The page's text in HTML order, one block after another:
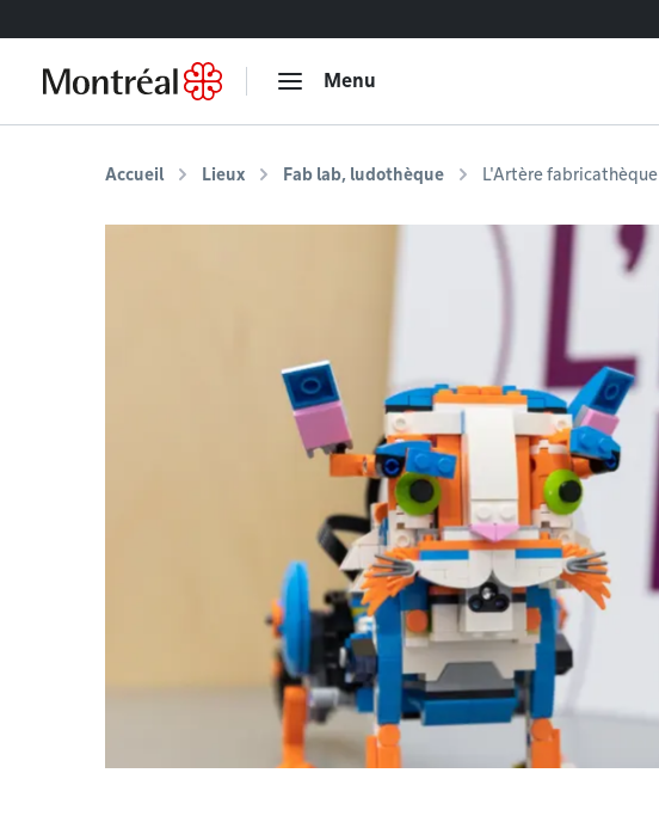
Menu
Accueil Lieux Fab lab, ludothèque L'Artère fabricathèque